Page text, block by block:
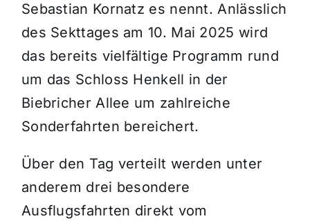
Sebastian Kornatz es nennt. Anlässlich
des Sekttages am 10. Mai 2025 wird
das bereits vielfältige Programm rund
um das Schloss Henkell in der
Biebricher Allee um zahlreiche
Sonderfahrten bereichert.
Über den Tag verteilt werden unter
anderem drei besondere
Ausflugsfahrten direkt vom